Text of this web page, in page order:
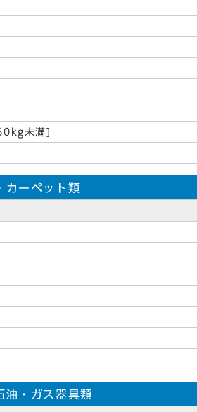
未満]
カーペット類
油・ガス器具類